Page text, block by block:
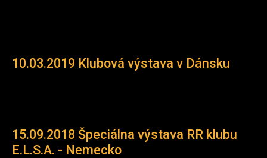
10.03.2019 Klubová výstava v Dánsku
15.09.2018 Špeciálna výstava RR klubu
E.L.S.A. - Nemecko